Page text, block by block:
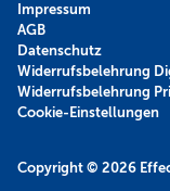
Copyright © 2026
Impressum
AGB
Datenschutz
Widerrufsbelehrung
Widerrufsbelehrung
Cookie-Einstellungen